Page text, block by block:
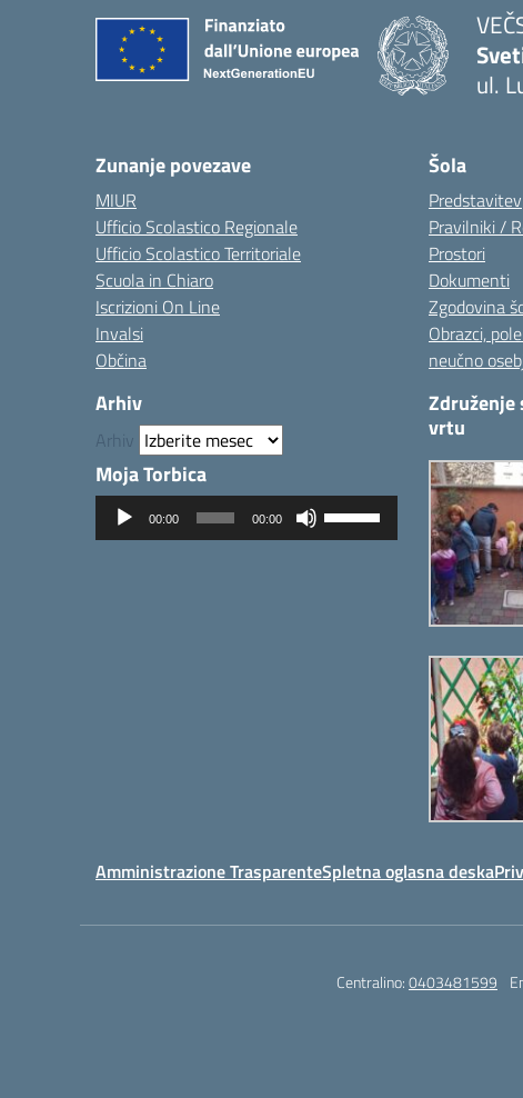
ul.
Zunanje povezave
MIUR
Ufficio Scolastico Regionale
Ufficio Scolastico Territoriale
Scuola in Chiaro
Iscrizioni On Line
Invalsi
Občina
Arhiv
Arhiv
Moja Torbica
Predvajalnik
zvoka
00:00 00:00
zmanjševanje
Šola
Predstavitev
Pravilniki /
Prostori
Dokumenti
Zgodovina
Obrazci,
neučno
Združenje
vrtu
Amministrazione TrasparenteSpletna oglasna deska
Centralino:0403481599